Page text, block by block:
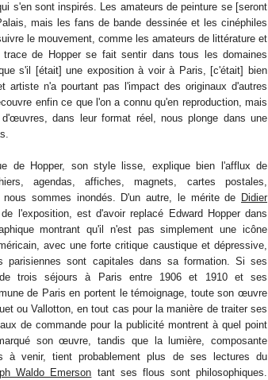
s'en sont inspirés. Les amateurs de peinture se [seront
mais les fans de bande dessinée et les cinéphiles
le mouvement, comme les amateurs de littérature et
de Hopper se fait sentir dans tous les domaines
s'il [était] une exposition à voir à Paris, [c'était] bien
artiste n'a pourtant pas l'impact des originaux d'autres
enfin ce que l'on a connu qu'en reproduction, mais
dans leur format réel, nous plonge dans une
de Hopper, son style lisse, explique bien l'afflux de
agendas, affiches, magnets, cartes postales,
sommes inondés. D'un autre, le mérite de Didier
l'exposition, est d'avoir replacé Edward Hopper dans
montrant qu'il n'est pas simplement une icône
avec une forte critique caustique et dépressive,
parisiennes sont capitales dans sa formation. Si ses
trois séjours à Paris entre 1906 et 1910 et ses
de Paris en portent le témoignage, toute son œuvre
ou Vallotton, en tout cas pour la manière de traiter ses
de commande pour la publicité montrent à quel point
son œuvre, tandis que la lumière, composante
à venir, tient probablement plus de ses lectures du
Waldo Emerson tant ses flous sont philosophiques.